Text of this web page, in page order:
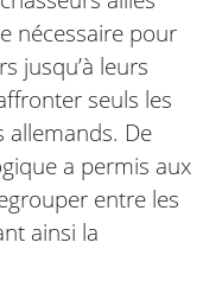
nécessaire pour
jusqu’à leurs
seuls les
allemands. De
a permis aux
entre les
ainsi la